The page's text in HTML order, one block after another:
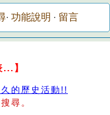
· 功能說明 · 留言
】
的歷史活動!!
尋。